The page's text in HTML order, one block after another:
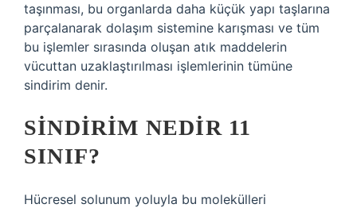
taşınması, bu organlarda daha küçük yapı taşlarına
parçalanarak dolaşım sistemine karışması ve tüm
bu işlemler sırasında oluşan atık maddelerin
vücuttan uzaklaştırılması işlemlerinin tümüne
sindirim denir.
SINDIRIM NEDIR 11
SINIF?
Hücresel solunum yoluyla bu molekülleri